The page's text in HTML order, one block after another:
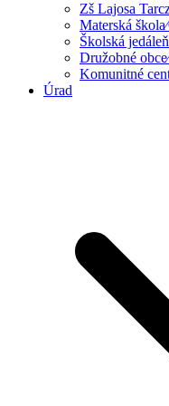
Zš Lajosa
Materská
Školská
Družobné
Komunitné
Úrad